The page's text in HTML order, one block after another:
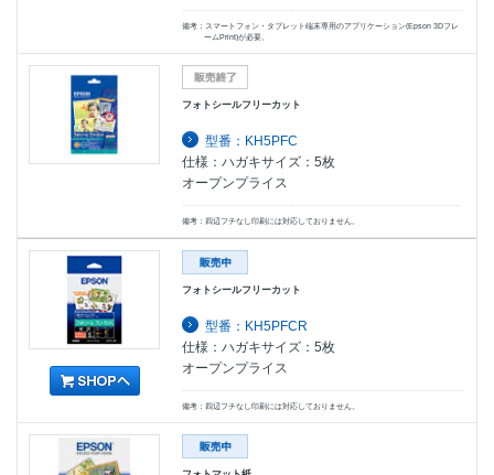
備考：スマートフォン・タブレット端末専用のアプリケーション(Epson 3Dフレ
ームPrint)が必要。
フォトシールフリーカット
型番：KH5PFC
仕様：ハガキサイズ：5枚
オープンプライス
備考：四辺フチなし印刷には対応しておりません。
フォトシールフリーカット
型番：KH5PFCR
仕様：ハガキサイズ：5枚
オープンプライス
備考：四辺フチなし印刷には対応しておりません。